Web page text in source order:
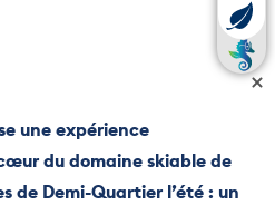
une expérience
du domaine skiable de
de Demi-Quartier l’été : un